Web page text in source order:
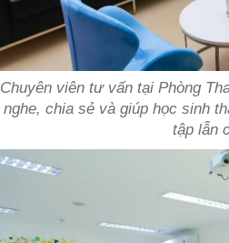
Chuyên viên tư vấn tại Phòng
nghe, chia sẻ và giúp học sinh
tập lẫn